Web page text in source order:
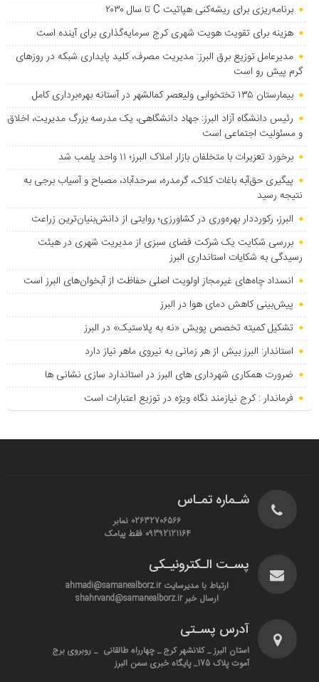
برنامه‌ریزی برای ریشه‌کنی هپاتیت C تا سال ۲۰۳۰
هزینه برای تقویت هویت شهری کرج سرمایه‌گذاری برای آینده است
مدیرعامل توزیع برق البرز: مدیریت مصرف، کلید پایداری شبکه در روزهای
گرم پیش رو است
بیمارستان ۱۳۵ تختخوابی ولیعصر کمالشهر در آستانه بهره‌برداری کامل
رئیس دانشگاه آزاد البرز: جهاد دانشگاهی، یک مدرسه بزرگ مدیریت، اخلاق
و مسئولیت اجتماعی است
برخورد تعزیرات با متخلفان بازار املاک البرز؛ ۱۱ واحد پلمب شد
پیگیری حق‌آبه باغات کلاک، گرمدره، سرحدآباد، مصباح و آسیاب برجی به
نتیجه رسید
البرز، رکورددار بهره‌وری در کشاورزی؛ روایتی از دانش‌بنیان‌ترین زراعت
بررسی شکایت یک شرکت فضای سبزی از مدیریت شهری در هیئت
رسیدگی به شکایات استانداری البرز
انسداد چاه‌های غیرمجاز اولویت اصلی حفاظت از آبخوان‌های البرز است
پیش‌بینی کاهش دمای هوا در البرز
تشکیل کمیته تخصص پویش «نه به پلاستیک» در البرز
استاندار: البرز بیش از هر زمانی به نیروی ماهر نیاز دارد
ضرورت همکاری شهرداری های البرز در استاندارد سازی نشانی ها
فرماندار : کرج نیازمند نگاه ویژه در توزیع اعتبارات است
شـماره تمـاس
02632706566 نمابر
09392121164 فقط پیامک
پسـت الـکترونیـکی
ارتباط با مدیرسایت ahmadi@samanealborz.ir
ارسال خبر shahrvand@samanealborz.ir
آدرس پسـتی
استان البرز _ کلانشهر کرج _ چهارراه طالقانی _ روبروی برج
آموت پلاک 175_ پایگاه خبری سمن البرز